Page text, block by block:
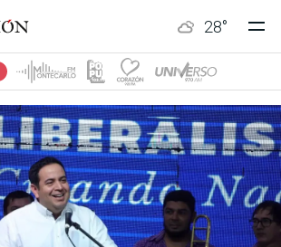
28°